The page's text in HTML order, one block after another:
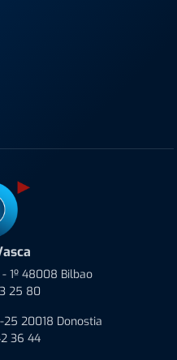
1º 48008 Bilbao
25 80
20018 Donostia
36 44